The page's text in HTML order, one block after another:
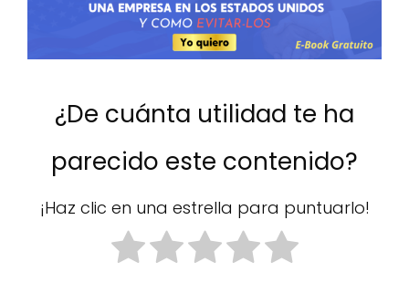
¿De cuánta utilidad te ha
parecido este contenido?
¡Haz clic en una estrella para puntuarlo!